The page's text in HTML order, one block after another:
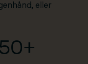
eller